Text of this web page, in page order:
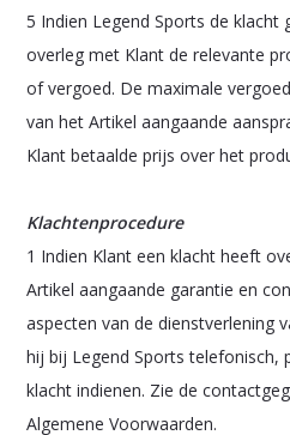
5 Indien Legend Sports de klacht
overleg met Klant de relevante
of vergoed. De maximale
van het Artikel aangaande
Klant betaalde prijs over het
Klachtenprocedure
1 Indien Klant een klacht heeft
Artikel aangaande garantie en
aspecten van de dienstverlening
hij bij Legend Sports telefonisch,
klacht indienen. Zie de
Algemene Voorwaarden.